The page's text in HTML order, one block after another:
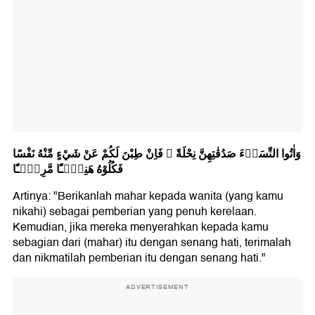
وَاٰتُوا النِّسَاۤءَ صَدُقٰتِهِنَّ نِحْلَةً ۗ فَاِنْ طِبْنَ لَكُمْ عَنْ شَيْءٍ مِّنْهُ نَفْسًا
فَكُلُوْهُ هَنِيْۤـًٔا مَّرِيْۤـًٔا
Artinya: "Berikanlah mahar kepada wanita (yang kamu
nikahi) sebagai pemberian yang penuh kerelaan.
Kemudian, jika mereka menyerahkan kepada kamu
sebagian dari (mahar) itu dengan senang hati, terimalah
dan nikmatilah pemberian itu dengan senang hati."
ADVERTISEMENT